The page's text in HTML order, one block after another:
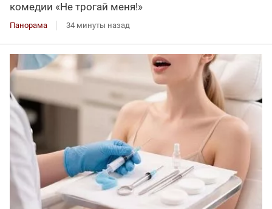
комедии «Не трогай меня!»
Панорама 34 минуты назад